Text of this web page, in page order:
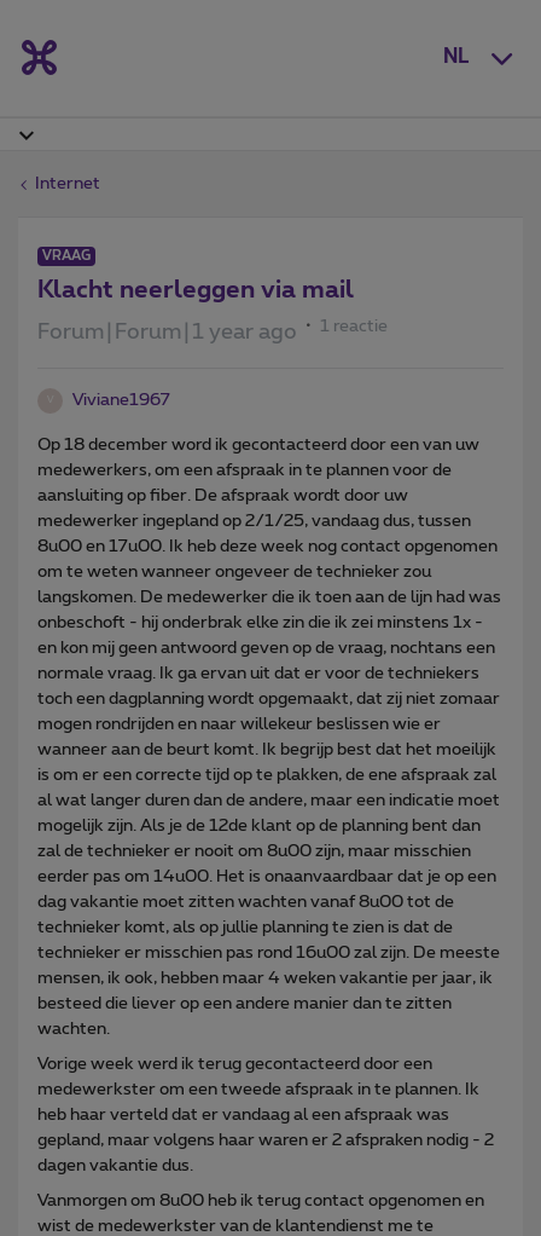
NL
Internet
VRAAG
Klacht neerleggen via mail
Forum|Forum|1 year ago 1 reactie
Viviane1967
Op 18 december word ik gecontacteerd door een van uw
medewerkers, om een afspraak in te plannen voor de
aansluiting op fiber. De afspraak wordt door uw
medewerker ingepland op 2/1/25, vandaag dus, tussen
8u00 en 17u00. Ik heb deze week nog contact opgenomen
om te weten wanneer ongeveer de technieker zou
langskomen. De medewerker die ik toen aan de lijn had was
onbeschoft - hij onderbrak elke zin die ik zei minstens 1x -
en kon mij geen antwoord geven op de vraag, nochtans een
normale vraag. Ik ga ervan uit dat er voor de techniekers
toch een dagplanning wordt opgemaakt, dat zij niet zomaar
mogen rondrijden en naar willekeur beslissen wie er
wanneer aan de beurt komt. Ik begrijp best dat het moeilijk
is om er een correcte tijd op te plakken, de ene afspraak zal
al wat langer duren dan de andere, maar een indicatie moet
mogelijk zijn. Als je de 12de klant op de planning bent dan
zal de technieker er nooit om 8u00 zijn, maar misschien
eerder pas om 14u00. Het is onaanvaardbaar dat je op een
dag vakantie moet zitten wachten vanaf 8u00 tot de
technieker komt, als op jullie planning te zien is dat de
technieker er misschien pas rond 16u00 zal zijn. De meeste
mensen, ik ook, hebben maar 4 weken vakantie per jaar, ik
besteed die liever op een andere manier dan te zitten
wachten.
Vorige week werd ik terug gecontacteerd door een
medewerkster om een tweede afspraak in te plannen. Ik
heb haar verteld dat er vandaag al een afspraak was
gepland, maar volgens haar waren er 2 afspraken nodig - 2
dagen vakantie dus.
Vanmorgen om 8u00 heb ik terug contact opgenomen en
wist de medewerkster van de klantendienst me te